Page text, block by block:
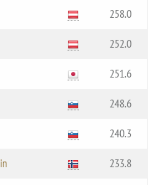
258.0
252.0
251.6
248.6
240.3
233.8